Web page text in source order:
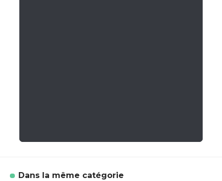
Dans la même catégorie